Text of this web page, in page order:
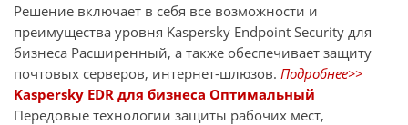
Решение включает в себя все возможности и
преимущества уровня Kaspersky Endpoint Security для
бизнеса Расширенный, а также обеспечивает защиту
почтовых серверов, интернет-шлюзов. Подробнее>>
Kaspersky EDR для бизнеса Оптимальный
Передовые технологии защиты рабочих мест,